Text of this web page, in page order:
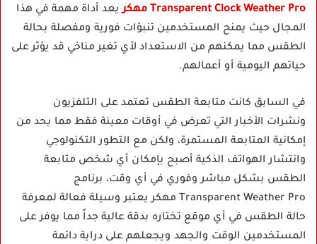
Transparent Clock Weather Pro مهكر
يعد أداة مهمة في هذا
المجال حيث يمنح المستخدمين تنبؤات فورية ومفصلة بحالة
الطقس مما يمكنهم من الاستعداد لأي تغير مناخي قد يؤثر على
حياتهم اليومية أو أعمالهم.
في السابق كانت متابعة الطقس تعتمد على التلفزيون
ونشرات الأخبار التي تعرض في أوقات معينة فقط مما يحد من
إمكانية المتابعة المستمرة، ولكن مع التطور التكنولوجي
وانتشار الهواتف الذكية أصبح بإمكان أي شخص متابعة
الطقس بشكل مباشر وفوري في أي وقت، برنامج
Transparent Weather Pro مهكر يعتبر وسيلة فعالة لمعرفة
حالة الطقس في أي موقع تختاره بدقة عالية جداً مما يوفر على
المستخدمين الوقت والجهد ويجعلهم على دراية دائمة